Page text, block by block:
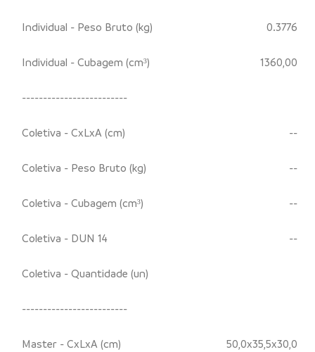
Individual - Peso Bruto (kg) 0.3776
Individual - Cubagem (cm³) 1360,00
-------------------------
Coletiva - CxLxA (cm) --
Coletiva - Peso Bruto (kg) --
Coletiva - Cubagem (cm³) --
Coletiva - DUN 14 --
Coletiva - Quantidade (un)
-------------------------
Master - CxLxA (cm) 50,0x35,5x30,0